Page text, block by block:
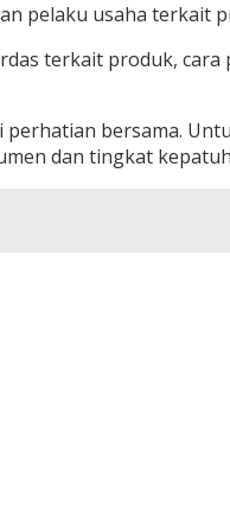
pelaku usaha terkait
terkait produk,
bersama.
dan tingkat